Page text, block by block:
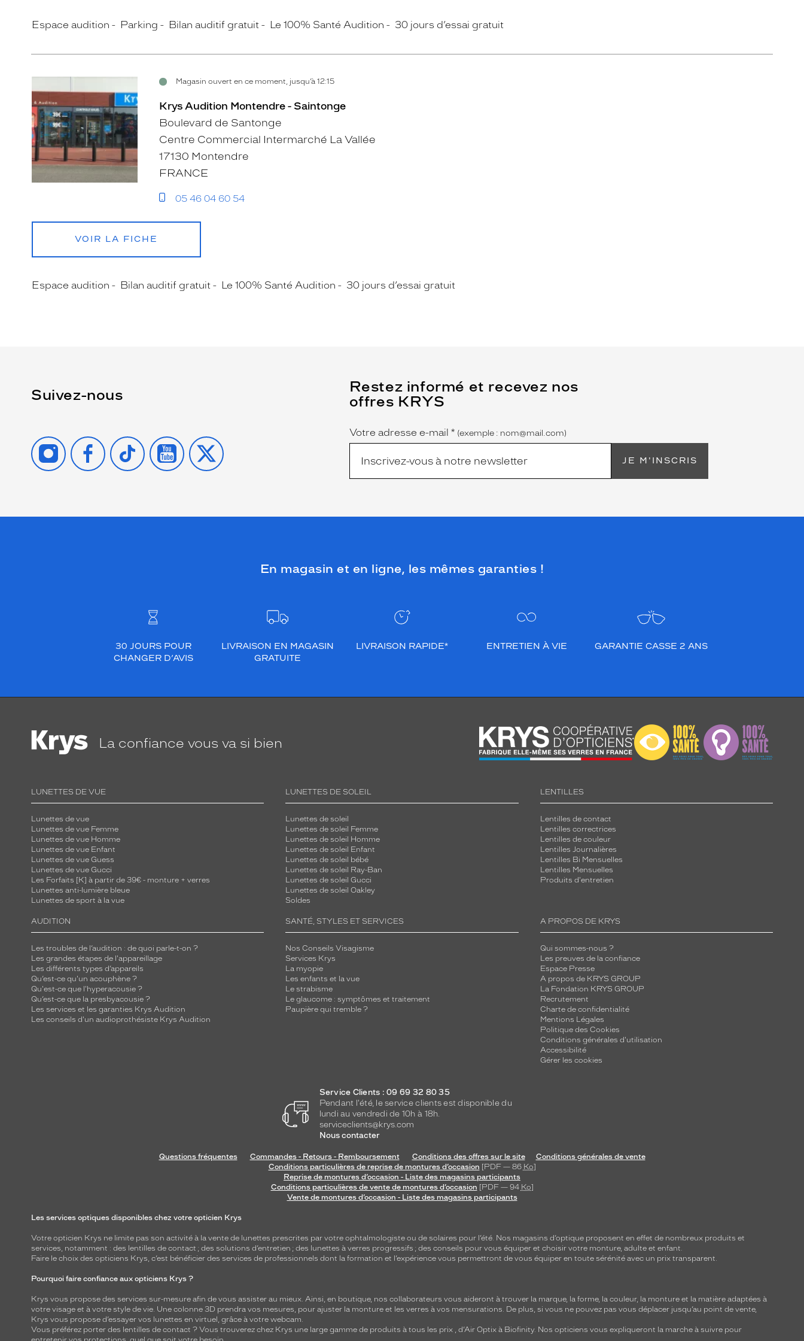
Espace audition Parking Bilan auditif gratuit Le 100% Santé Audition 30 jours d’essai gratuit
Magasin ouvert en ce moment, jusqu’à 12:15
Krys Audition Montendre - Saintonge
Boulevard de Santonge
Centre Commercial Intermarché La Vallée
17130 Montendre
FRANCE
05 46 04 60 54
VOIR LA FICHE
Espace audition Bilan auditif gratuit Le 100% Santé Audition 30 jours d’essai gratuit
Suivez-nous
INSTAGRAMFACEBOOK
TIKTOK YOUTUBE
X
Restez informé et recevez nos
offres KRYS
Name
Votre adresse e-mail *
(Ce
champ
est
obligatoire)
(exemple : nom@mail.com)
JE M'INSCRIS
En magasin et en ligne, les mêmes garanties !
30 JOURS POUR
CHANGER D’AVIS
LIVRAISON EN MAGASIN
GRATUITE
LIVRAISON RAPIDE* ENTRETIEN À VIE GARANTIE CASSE 2 ANS
La confiance vous va si bien
LUNETTES DE VUE
Lunettes de vue
Lunettes de vue Femme
Lunettes de vue Homme
Lunettes de vue Enfant
Lunettes de vue Guess
Lunettes de vue Gucci
Les Forfaits [K] à partir de 39€ - monture + verres
Lunettes anti-lumière bleue
Lunettes de sport à la vue
LUNETTES DE SOLEIL
Lunettes de soleil
Lunettes de soleil Femme
Lunettes de soleil Homme
Lunettes de soleil Enfant
Lunettes de soleil bébé
Lunettes de soleil Ray-Ban
Lunettes de soleil Gucci
Lunettes de soleil Oakley
Soldes
LENTILLES
Lentilles de contact
Lentilles correctrices
Lentilles de couleur
Lentilles Journalières
Lentilles Bi Mensuelles
Lentilles Mensuelles
Produits d'entretien
AUDITION
Les troubles de l’audition : de quoi parle-t-on ?
Les grandes étapes de l'appareillage
Les différents types d’appareils
Qu’est-ce qu'un acouphène ?
Qu'est-ce que l'hyperacousie ?
Qu’est-ce que la presbyacousie ?
Les services et les garanties Krys Audition
Les conseils d'un audioprothésiste Krys Audition
SANTÉ, STYLES ET SERVICES
Nos Conseils Visagisme
Services Krys
La myopie
Les enfants et la vue
Le strabisme
Le glaucome : symptômes et traitement
Paupière qui tremble ?
A PROPOS DE KRYS
Qui sommes-nous ?
Les preuves de la confiance
Espace Presse
A propos de KRYS GROUP
La Fondation KRYS GROUP
Recrutement
Charte de confidentialité
Mentions Légales
Politique des Cookies
Conditions générales d'utilisation
Accessibilité
Gérer les cookies
Service Clients : 09 69 32 80 35
Pendant l'été, le service clients est disponible du
lundi au vendredi de 10h à 18h.
serviceclients@krys.com
Nous contacter
Questions fréquentes Commandes - Retours - Remboursement Conditions des offres sur le site
Conditions générales de vente
Conditions particulières de reprise de montures d’occasion [PDF — 86 Ko]
Reprise de montures d’occasion - Liste des magasins participants
Conditions particulières de vente de montures d’occasion [PDF — 94 Ko]
Vente de montures d’occasion - Liste des magasins participants
Les services optiques disponibles chez votre opticien Krys
Votre opticien Krys ne limite pas son activité à la vente de lunettes prescrites par votre ophtalmologiste ou de solaires pour l’été. Nos magasins d’optique proposent en effet de nombreux produits et
services, notamment : des lentilles de contact ; des solutions d’entretien ; des lunettes à verres progressifs ; des conseils pour vous équiper et choisir votre monture, adulte et enfant.
Faire le choix des opticiens Krys, c’est bénéficier des services de professionnels dont la formation et l’expérience vous permettront de vous équiper en toute sérénité avec un prix transparent.
Pourquoi faire confiance aux opticiens Krys ?
Krys vous propose des services sur-mesure afin de vous assister au mieux. Ainsi, en boutique, nos collaborateurs vous aideront à trouver la marque, la forme, la couleur, la monture et la matière adaptées à
votre visage et à votre style de vie. Une colonne 3D prendra vos mesures, pour ajuster la monture et les verres à vos mensurations. De plus, si vous ne pouvez pas vous déplacer jusqu’au point de vente,
Krys vous propose d’essayer vos lunettes en virtuel, grâce à votre webcam.
Vous préférez porter des lentilles de contact ? Vous trouverez chez Krys une large gamme de produits à tous les prix , d’Air Optix à Biofinity. Nos opticiens vous expliqueront la marche à suivre pour